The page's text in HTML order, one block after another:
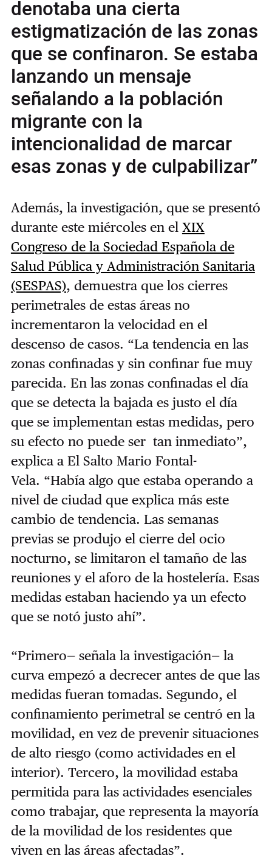
denotaba una cierta
estigmatización de las zonas
que se confinaron. Se estaba
lanzando un mensaje
señalando a la población
migrante con la
intencionalidad de marcar
esas zonas y de culpabilizar”
Además, la investigación, que se presentó
durante este miércoles en el XIX
Congreso de la Sociedad Española de
Salud Pública y Administración Sanitaria
(SESPAS), demuestra que los cierres
perimetrales de estas áreas no
incrementaron la velocidad en el
descenso de casos. “La tendencia en las
zonas confinadas y sin confinar fue muy
parecida. En las zonas confinadas el día
que se detecta la bajada es justo el día
que se implementan estas medidas, pero
su efecto no puede ser tan inmediato”,
explica a El Salto Mario Fontal-
Vela. “Había algo que estaba operando a
nivel de ciudad que explica más este
cambio de tendencia. Las semanas
previas se produjo el cierre del ocio
nocturno, se limitaron el tamaño de las
reuniones y el aforo de la hostelería. Esas
medidas estaban haciendo ya un efecto
que se notó justo ahí”.
“Primero— señala la investigación— la
curva empezó a decrecer antes de que las
medidas fueran tomadas. Segundo, el
confinamiento perimetral se centró en la
movilidad, en vez de prevenir situaciones
de alto riesgo (como actividades en el
interior). Tercero, la movilidad estaba
permitida para las actividades esenciales
como trabajar, que representa la mayoría
de la movilidad de los residentes que
viven en las áreas afectadas”.